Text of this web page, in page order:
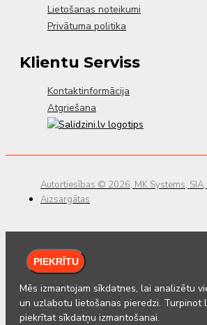
Lietošanas noteikumi
Privātuma politika
Klientu Serviss
Kontaktinformācija
Atgriešana
Autortiesības © 2026, MK Systems,
Aizsargātas
PIEKRĪTU
Mēs izmantojam sīkdatnes, lai analizētu
un uzlabotu lietošanas pieredzi. Turpinot
piekrītat sīkdatņu izmantošanai.